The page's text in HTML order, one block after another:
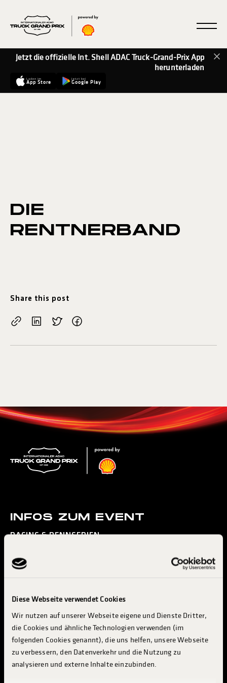
Diese Webseite verwendet Cookies
Wir nutzen auf unserer Webseite eigene und Dienste Dritter,
die Cookies und ähnliche Technologien verwenden (im
folgenden Cookies genannt), die uns helfen, unsere Webseite
zu verbessern, den Datenverkehr und die Nutzung zu
analysieren und externe Inhalte einzubinden.
Jetzt die offizielle Int. Shell ADAC Truck-Grand-Prix App
herunterladen
Laden im
App Store
Jetzt bei
Google Play
DIE
RENTNERBAND
Share this post
INFOS ZUM EVENT
RACING & RENNSERIEN
MESSE & INDUSTRY
TRUCKER CAMP
INDUSTRIE & AUSSTELLER
ABOUT TGP